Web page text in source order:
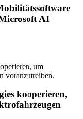
AI-
kooperieren,